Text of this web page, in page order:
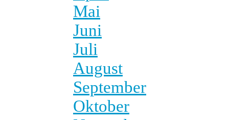
Mai
Juni
Juli
August
September
Oktober